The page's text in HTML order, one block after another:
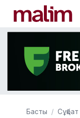
Басты Сұқбат